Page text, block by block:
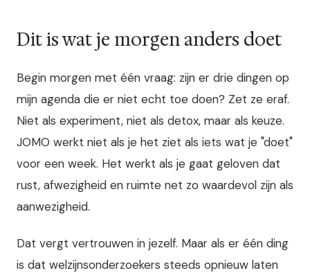
Dit is wat je morgen anders doet
Begin morgen met één vraag: zijn er drie dingen op
mijn agenda die er niet echt toe doen? Zet ze eraf.
Niet als experiment, niet als detox, maar als keuze.
JOMO werkt niet als je het ziet als iets wat je "doet"
voor een week. Het werkt als je gaat geloven dat
rust, afwezigheid en ruimte net zo waardevol zijn als
aanwezigheid.
Dat vergt vertrouwen in jezelf. Maar als er één ding
is dat welzijnsonderzoekers steeds opnieuw laten